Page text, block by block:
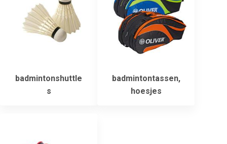
badmintonshuttle
s
badmintontassen,
hoesjes